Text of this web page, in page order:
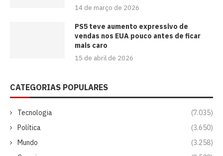
14 de março de 2026
PS5 teve aumento expressivo de
vendas nos EUA pouco antes de ficar
mais caro
15 de abril de 2026
CATEGORIAS POPULARES
Tecnologia
(7.035)
Política
(3.650)
Mundo
(3.258)